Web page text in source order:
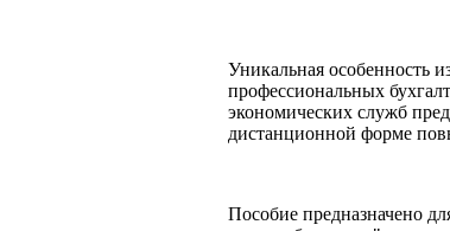
Уникальная особенность
профессиональных
экономических служб
дистанционной форме
Пособие предназначено